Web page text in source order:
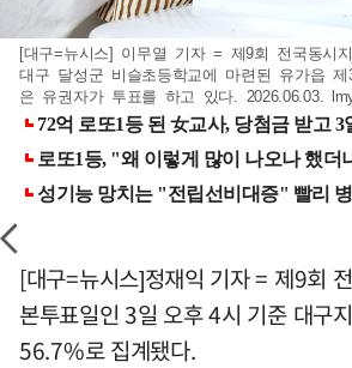
[대구=뉴시스] 이무열 기자 = 제9회 전국동시
대구 달성군 비슬초등학교에 마련된 유가읍
은 유권자가 투표를 하고 있다. 2026.06.03.
[대구=뉴시스]정재익 기자 = 제9회
본투표일인 3일 오후 4시 기준 대구
56.7%로 집계됐다.